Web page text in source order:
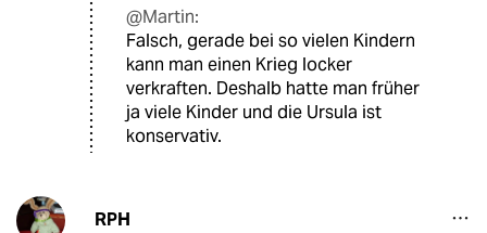
@Martin:
Falsch, gerade bei so vielen Kindern
kann man einen Krieg locker
verkraften. Deshalb hatte man früher
ja viele Kinder und die Ursula ist
konservativ.
RPH